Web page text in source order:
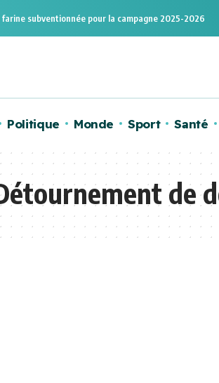
subventionnée pour la campagne 2025-2026
Politique Monde Sport Santé
de